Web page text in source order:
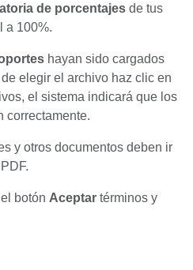
de porcentajesde tus
a 100%.
hayan sido cargados
elegir el archivo haz clic en
el sistema indicará que los
correctamente.
y otros documentos deben ir
botón Aceptartérminos y